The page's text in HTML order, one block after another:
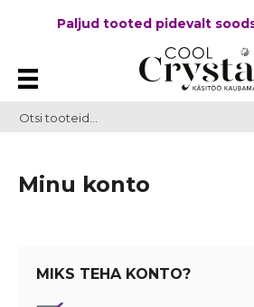
Paljud tooted pidevalt
Minu konto
MIKS TEHA KONTO?